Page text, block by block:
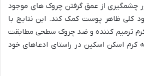
چشمگیری از عمق گرفتن چروک های موجود
کلی ظاهر پوست کمک کند. این نتایج با
کرم ترمیم کننده و ضد چروک سطحی مطابقت
کرم اسکن اسکین در راستای ادعاهای خود